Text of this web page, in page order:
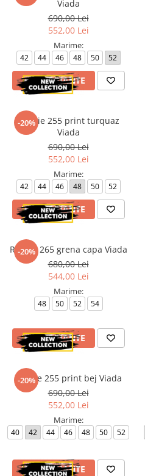
Tricotaje dama
Accesorii dama
Curele dama
Genti dama
Portmonee dama
Trench
Pijamale dama
Salopete dama
Viada
690,00 Lei
552,00 Lei
Marime:
42 44 46 48 50 52
VEZI VARIANTE
-20%
Rochie 255 print turquaz
Viada
690,00 Lei
552,00 Lei
Marime:
42 44 46 48 50 52
VEZI VARIANTE
-20%
Rochie 265 grena capa Viada
680,00 Lei
544,00 Lei
Marime:
48 50 52 54
VEZI VARIANTE
-20%
Rochie 255 print bej Viada
690,00 Lei
552,00 Lei
Marime:
40 42 44 46 48 50 52
VEZI VARIANTE